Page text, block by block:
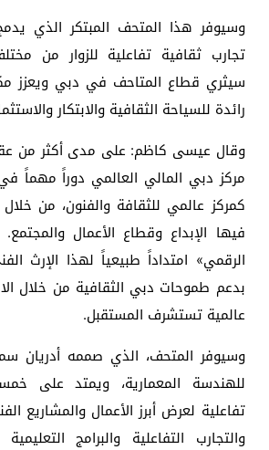
وسيوفر هذا المتحف المبتكر الذي يدمج
تجارب ثقافية تفاعلية للزوار من
سيثري قطاع المتاحف في دبي ويعزز
رائدة للسياحة الثقافية والابتكار
وقال عيسى كاظم: على مدى أكثر من
مركز دبي المالي العالمي دوراً مهماً
كمركز عالمي للثقافة والفنون، من
فيها الإبداع وقطاع الأعمال
الرقمي» امتداداً طبيعياً لهذا الإرث
بدعم طموحات دبي الثقافية من خلال
عالمية تستشرف المستقبل.
وسيوفر المتحف، الذي صممه أدريان
للهندسة المعمارية، ويمتد على
تفاعلية لعرض أبرز الأعمال والمشاريع
والتجارب التفاعلية والبرامج التعليمية